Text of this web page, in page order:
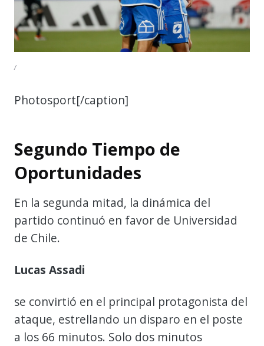
/
Photosport[/caption]
Segundo Tiempo de
Oportunidades
En la segunda mitad, la dinámica del
partido continuó en favor de Universidad
de Chile.
Lucas Assadi
se convirtió en el principal protagonista del
ataque, estrellando un disparo en el poste
a los 66 minutos. Solo dos minutos